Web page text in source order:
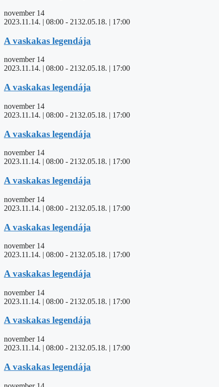
november 14
2023.11.14. | 08:00 - 2132.05.18. | 17:00
A vaskakas legendája
november 14
2023.11.14. | 08:00 - 2132.05.18. | 17:00
A vaskakas legendája
november 14
2023.11.14. | 08:00 - 2132.05.18. | 17:00
A vaskakas legendája
november 14
2023.11.14. | 08:00 - 2132.05.18. | 17:00
A vaskakas legendája
november 14
2023.11.14. | 08:00 - 2132.05.18. | 17:00
A vaskakas legendája
november 14
2023.11.14. | 08:00 - 2132.05.18. | 17:00
A vaskakas legendája
november 14
2023.11.14. | 08:00 - 2132.05.18. | 17:00
A vaskakas legendája
november 14
2023.11.14. | 08:00 - 2132.05.18. | 17:00
A vaskakas legendája